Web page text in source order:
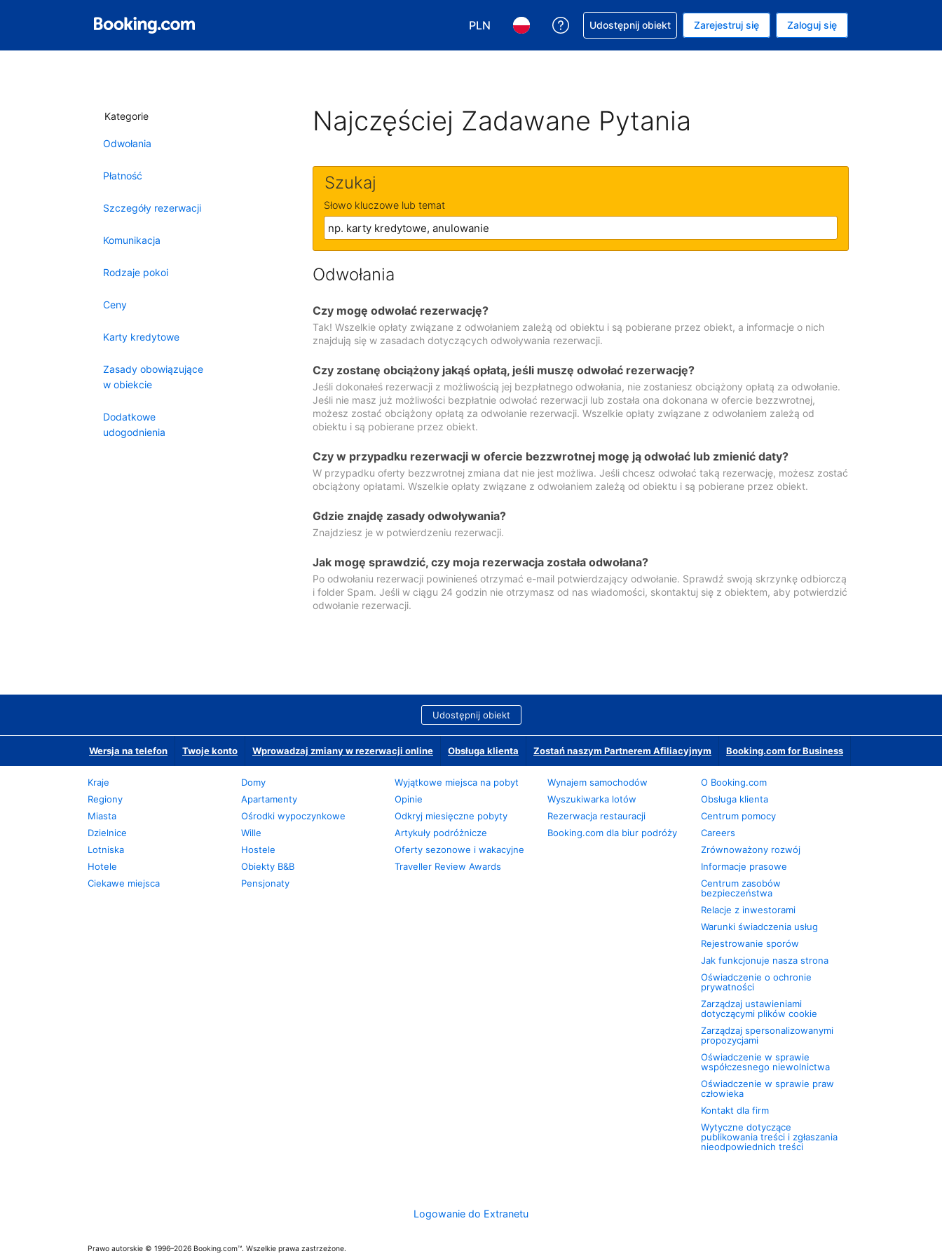
PLN
Wybierz walutę. Wybrana waluta to Złoty polski
Wybierz język. Wybrany język to Polski
Uzyskaj pomoc w sprawie rezerwacji
Udostępnij obiekt Zarejestruj się Zaloguj się
Kategorie
Odwołania
Płatność
Szczegóły rezerwacji
Komunikacja
Rodzaje pokoi
Ceny
Karty kredytowe
Zasady obowiązujące
w obiekcie
Dodatkowe
udogodnienia
Najczęściej Zadawane Pytania
Szukaj
Słowo kluczowe lub temat
Odwołania
Czy mogę odwołać rezerwację?
Tak! Wszelkie opłaty związane z odwołaniem zależą od obiektu i są pobierane przez obiekt, a informacje o nich
znajdują się w zasadach dotyczących odwoływania rezerwacji.
Czy zostanę obciążony jakąś opłatą, jeśli muszę odwołać rezerwację?
Jeśli dokonałeś rezerwacji z możliwością jej bezpłatnego odwołania, nie zostaniesz obciążony opłatą za odwołanie.
Jeśli nie masz już możliwości bezpłatnie odwołać rezerwacji lub została ona dokonana w ofercie bezzwrotnej,
możesz zostać obciążony opłatą za odwołanie rezerwacji. Wszelkie opłaty związane z odwołaniem zależą od
obiektu i są pobierane przez obiekt.
Czy w przypadku rezerwacji w ofercie bezzwrotnej mogę ją odwołać lub zmienić daty?
W przypadku oferty bezzwrotnej zmiana dat nie jest możliwa. Jeśli chcesz odwołać taką rezerwację, możesz zostać
obciążony opłatami. Wszelkie opłaty związane z odwołaniem zależą od obiektu i są pobierane przez obiekt.
Gdzie znajdę zasady odwoływania?
Znajdziesz je w potwierdzeniu rezerwacji.
Jak mogę sprawdzić, czy moja rezerwacja została odwołana?
Po odwołaniu rezerwacji powinieneś otrzymać e-mail potwierdzający odwołanie. Sprawdź swoją skrzynkę odbiorczą
i folder Spam. Jeśli w ciągu 24 godzin nie otrzymasz od nas wiadomości, skontaktuj się z obiektem, aby potwierdzić
odwołanie rezerwacji.
Udostępnij obiekt
Wersja na telefon Twoje konto Wprowadzaj zmiany w rezerwacji online Obsługa klienta Zostań naszym Partnerem Afiliacyjnym Booking.com for Business
Kraje
Regiony
Miasta
Dzielnice
Lotniska
Hotele
Ciekawe miejsca
Domy
Apartamenty
Ośrodki wypoczynkowe
Wille
Hostele
Obiekty B&B
Pensjonaty
Wyjątkowe miejsca na pobyt
Opinie
Odkryj miesięczne pobyty
Artykuły podróżnicze
Oferty sezonowe i wakacyjne
Traveller Review Awards
Wynajem samochodów
Wyszukiwarka lotów
Rezerwacja restauracji
Booking.com dla biur podróży
O Booking.com
Obsługa klienta
Centrum pomocy
Careers
Zrównoważony rozwój
Informacje prasowe
Centrum zasobów
bezpieczeństwa
Relacje z inwestorami
Warunki świadczenia usług
Rejestrowanie sporów
Jak funkcjonuje nasza strona
Oświadczenie o ochronie
prywatności
Zarządzaj ustawieniami
dotyczącymi plików cookie
Zarządzaj spersonalizowanymi
propozycjami
Oświadczenie w sprawie
współczesnego niewolnictwa
Oświadczenie w sprawie praw
człowieka
Kontakt dla firm
Wytyczne dotyczące
publikowania treści i zgłaszania
nieodpowiednich treści
Logowanie do Extranetu
Prawo autorskie © 1996–2026 Booking.com™. Wszelkie prawa zastrzeżone.